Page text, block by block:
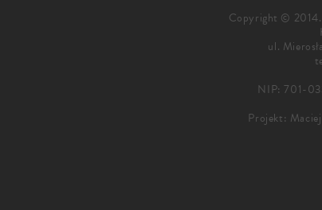
Copyright © 2014.
ul.
NIP: 701-
Projekt: